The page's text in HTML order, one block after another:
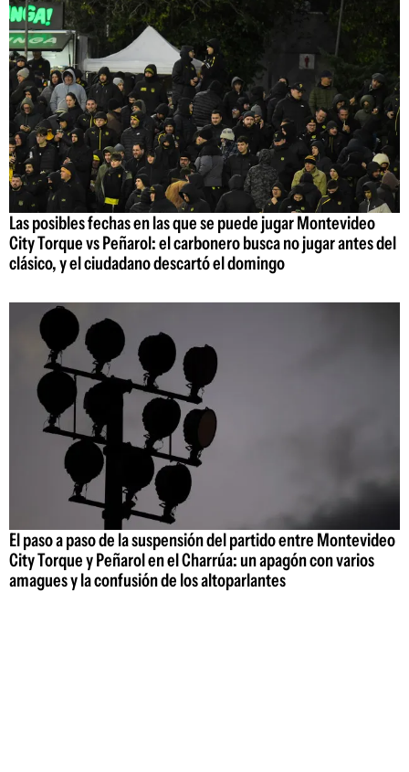
Las posibles fechas en las que se puede jugar Montevideo
City Torque vs Peñarol: el carbonero busca no jugar antes del
clásico, y el ciudadano descartó el domingo
El paso a paso de la suspensión del partido entre Montevideo
City Torque y Peñarol en el Charrúa: un apagón con varios
amagues y la confusión de los altoparlantes